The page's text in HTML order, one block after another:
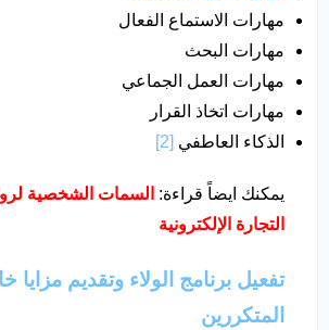
مهارات الاستماع الفعال
مهارات البحث
مهارات العمل الجماعي
مهارات اتخاذ القرار
الذكاء العاطفي [2]
يمكنك ايضاً قراءة: السمات الشخصية
التجارة الإلكترونية
تفعيل برنامج الولاء وتقديم مزايا
المتكررين